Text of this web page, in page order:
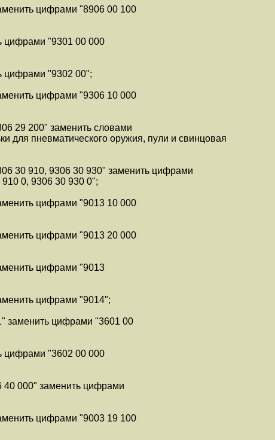
цифрами "8906 00 100
цифрами "9301 00 000
цифрами "9302 00";
цифрами "9306 10 000
29 200" заменить словами
для пневматического оружия, пули и свинцовая
30 910, 9306 30 930" заменить цифрами
0, 9306 30 930 0";
цифрами "9013 10 000
цифрами "9013 20 000
цифрами "9013
цифрами "9014";
заменить цифрами "3601 00
цифрами "3602 00 000
40 000" заменить цифрами
цифрами "9003 19 100